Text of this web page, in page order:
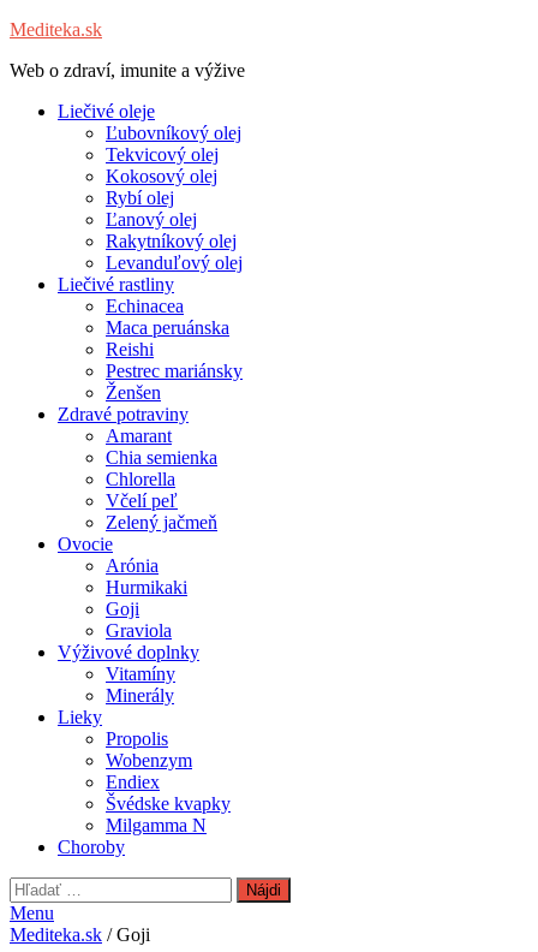
Mediteka.sk
Web o zdraví, imunite a výžive
Liečivé oleje
Ľubovníkový olej
Tekvicový olej
Kokosový olej
Rybí olej
Ľanový olej
Rakytníkový olej
Levanduľový olej
Liečivé rastliny
Echinacea
Maca peruánska
Reishi
Pestrec mariánsky
Ženšen
Zdravé potraviny
Amarant
Chia semienka
Chlorella
Včelí peľ
Zelený jačmeň
Ovocie
Arónia
Hurmikaki
Goji
Graviola
Výživové doplnky
Vitamíny
Minerály
Lieky
Propolis
Wobenzym
Endiex
Švédske kvapky
Milgamma N
Choroby
Hľadať:
Menu
Mediteka.sk / Goji